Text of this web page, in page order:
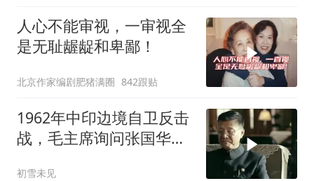
人心不能审视，一审视全
是无耻龌龊和卑鄙！
北京作家编剧肥猪满圈 842跟贴
1962年中印边境自卫反击
战，毛主席询问张国华能
初雪未见